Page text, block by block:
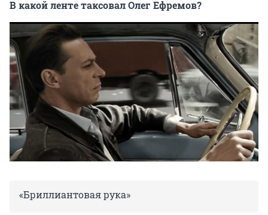
В какой ленте таксовал Олег Ефремов?
«Бриллиантовая рука»